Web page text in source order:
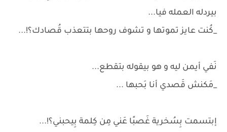
بيردله العمله فيا...
_كُنت عايز تموتها و تشوف روحها بتتعذب قُصادك؟!...
نَفي أيمن ليه و هو بيقوله بتقطع...
_مَكنش قَصدي أنا بَحبها ...
إبتسمت بِسُخرية غَصبًا عَني مِن كِلمة بِيحبني؟!...